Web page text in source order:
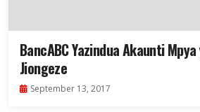
BancABC Yazindua Akaunti
Jiongeze
September 13, 2017